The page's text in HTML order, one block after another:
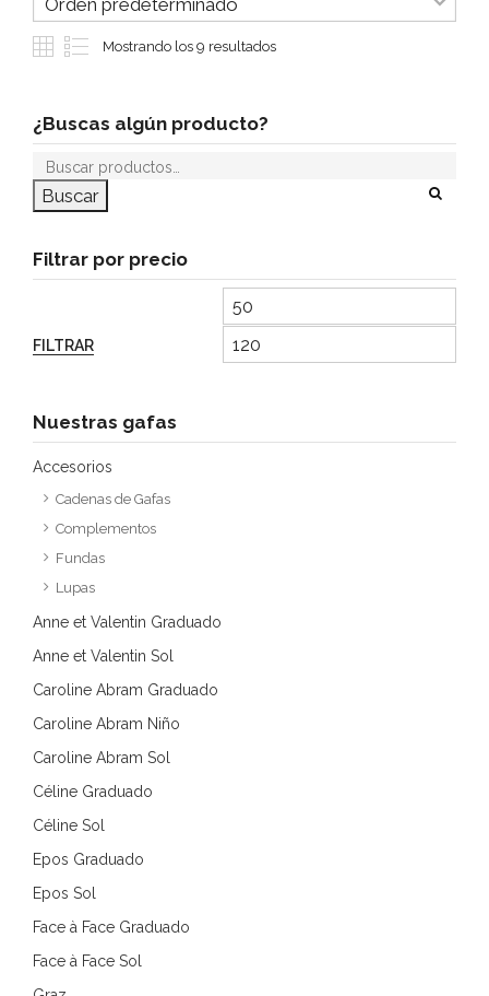
Mostrando los 9 resultados
¿Buscas algún producto?
Buscar
Filtrar por precio
FILTRAR
Nuestras gafas
Accesorios
Cadenas de Gafas
Complementos
Fundas
Lupas
Anne et Valentin Graduado
Anne et Valentin Sol
Caroline Abram Graduado
Caroline Abram Niño
Caroline Abram Sol
Céline Graduado
Céline Sol
Epos Graduado
Epos Sol
Face à Face Graduado
Face à Face Sol